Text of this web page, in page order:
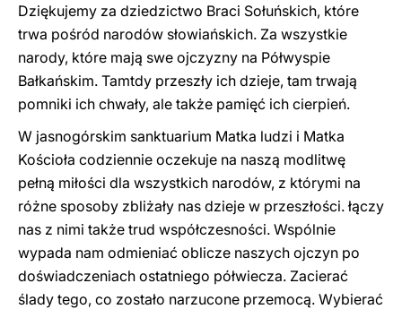
Dziękujemy za dziedzictwo Braci Sołuńskich, które
trwa pośród narodów słowiańskich. Za wszystkie
narody, które mają swe ojczyzny na Półwyspie
Bałkańskim. Tamtdy przeszły ich dzieje, tam trwają
pomniki ich chwały, ale także pamięć ich cierpień.
W jasnogórskim sanktuarium Matka ludzi i Matka
Kościoła codziennie oczekuje na naszą modlitwę
pełną miłości dla wszystkich narodów, z którymi na
różne sposoby zbliżały nas dzieje w przeszłości. łączy
nas z nimi także trud współczesności. Wspólnie
wypada nam odmieniać oblicze naszych ojczyn po
doświadczeniach ostatniego półwiecza. Zacierać
ślady tego, co zostało narzucone przemocą. Wybierać